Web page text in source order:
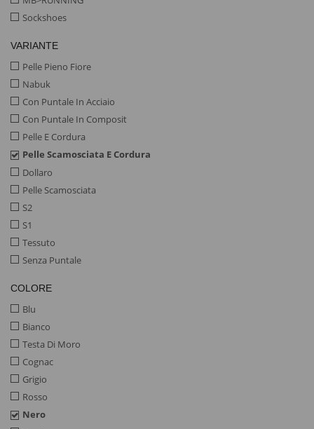
Sockshoes
VARIANTE
Pelle Pieno Fiore
Nabuk
Con Puntale In Acciaio
Con Puntale In Composit
Pelle E Cordura
Pelle Scamosciata E Cordura
Dollaro
Pelle Scamosciata
S2
S1
Tessuto
Senza Puntale
COLORE
Blu
Bianco
Testa Di Moro
Cognac
Grigio
Rosso
Nero